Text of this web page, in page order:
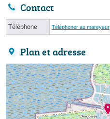
Contact
Téléphone Téléphoner au mareyeur
Plan et adresse